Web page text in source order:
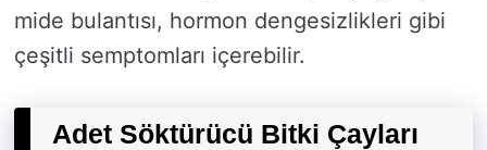
mide bulantısı, hormon dengesizlikleri gibi
çeşitli semptomları içerebilir.
Adet Söktürücü Bitki Çayları